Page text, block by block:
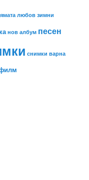
любов зимни
нов албум песен
снимки варна